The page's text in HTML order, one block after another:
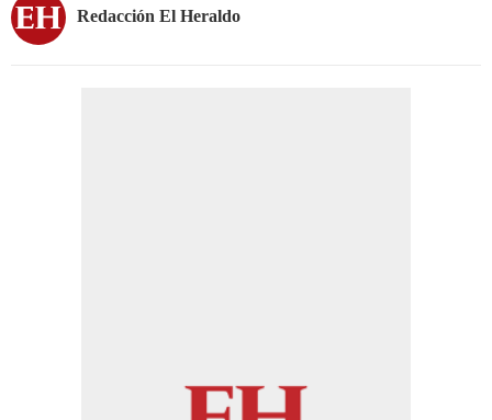
Redacción El Heraldo